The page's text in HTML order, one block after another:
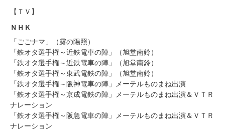
【ＴＶ】
ＮＨＫ
「ごごナマ」（露の陽照）
「鉄オタ選手権～近鉄電車の陣」（旭堂南鈴）
「鉄オタ選手権～近鉄電車の陣」（旭堂南鈴）
「鉄オタ選手権～東武電鉄の陣」（旭堂南鈴）
「鉄オタ選手権～阪神電車の陣」メーテルものまね出演
「鉄オタ選手権～京成電鉄の陣」メーテルものまね出演＆ＶＴＲ
ナレーション
「鉄オタ選手権～阪急電車の陣」メーテルものまね出演＆ＶＴＲ
ナレーション